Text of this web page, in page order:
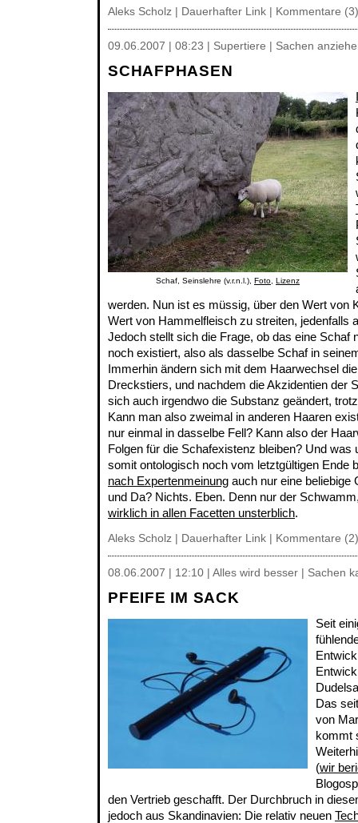
Aleks Scholz | Dauerhafter Link Kommentare (3)
09.06.2007 | 08:23 | Supertiere | Sachen
SCHAFPHASEN
Schaf, Seinslehre (v.r.n.l.), Foto Lizenz
werden. Nun ist es müssig, über den Wert von
Wert von Hammelfleisch zu streiten, jedenfalls
Jedoch stellt sich die Frage, ob das eine Schaf
noch existiert, also als dasselbe Schaf in
Immerhin ändern sich mit dem Haarwechsel
Dreckstiers, und nachdem die Akzidentien der
sich auch irgendwo die Substanz geändert,
Kann man also zweimal in anderen Haaren
nur einmal in dasselbe Fell? Kann also der
Folgen für die Schafexistenz bleiben? Und was
somit ontologisch noch vom letztgültigen Ende
nach Expertenmeinung auch nur eine beliebige
und Da? Nichts. Eben. Denn nur der
wirklich in allen Facetten unsterblich.
Aleks Scholz | Dauerhafter Link Kommentare (2)
08.06.2007 | 12:10 | Alles wird besser | Sachen
PFEIFE IM SACK
Seit
Das
von
kommt
(wir
den Vertrieb geschafft. Der Durchbruch in
jedoch aus Skandinavien: Die relativ neuen